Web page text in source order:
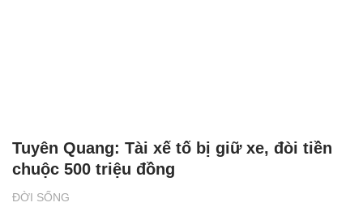
ĐỜI SỐNG
Tuyên Quang: Tài xế tố bị giữ xe, đòi tiền
chuộc 500 triệu đồng